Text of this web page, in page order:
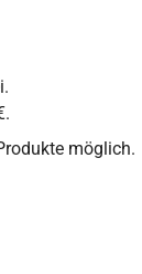
möglich.